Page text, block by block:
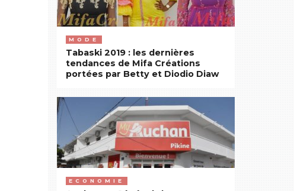
MODE
Tabaski 2019 : les dernières
tendances de Mifa Créations
portées par Betty et Diodio Diaw
ECONOMIE